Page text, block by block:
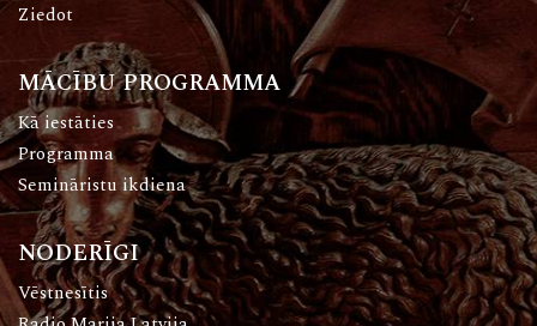
Ziedot
MĀCĪBU PROGRAMMA
Kā iestāties
Programma
Semināristu ikdiena
NODERĪGI
Vēstnesītis